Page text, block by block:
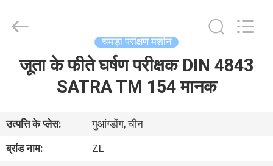
वीडियो
Technology
Reserved.
चमड़ा परीक्षण मशीन
जूता के फीते घर्षण परीक्षक DIN 4843
SATRA TM 154 मानक
उत्पत्ति के प्लेस:
गुआंग्डोंग, चीन
ब्रांड नाम:
ZL